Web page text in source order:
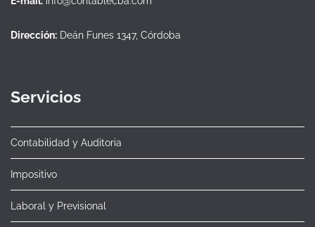
Dirección: Deán Funes 1347, Córdoba
Servicios
Contabilidad y Auditoria
Impositivo
Laboral y Previsional